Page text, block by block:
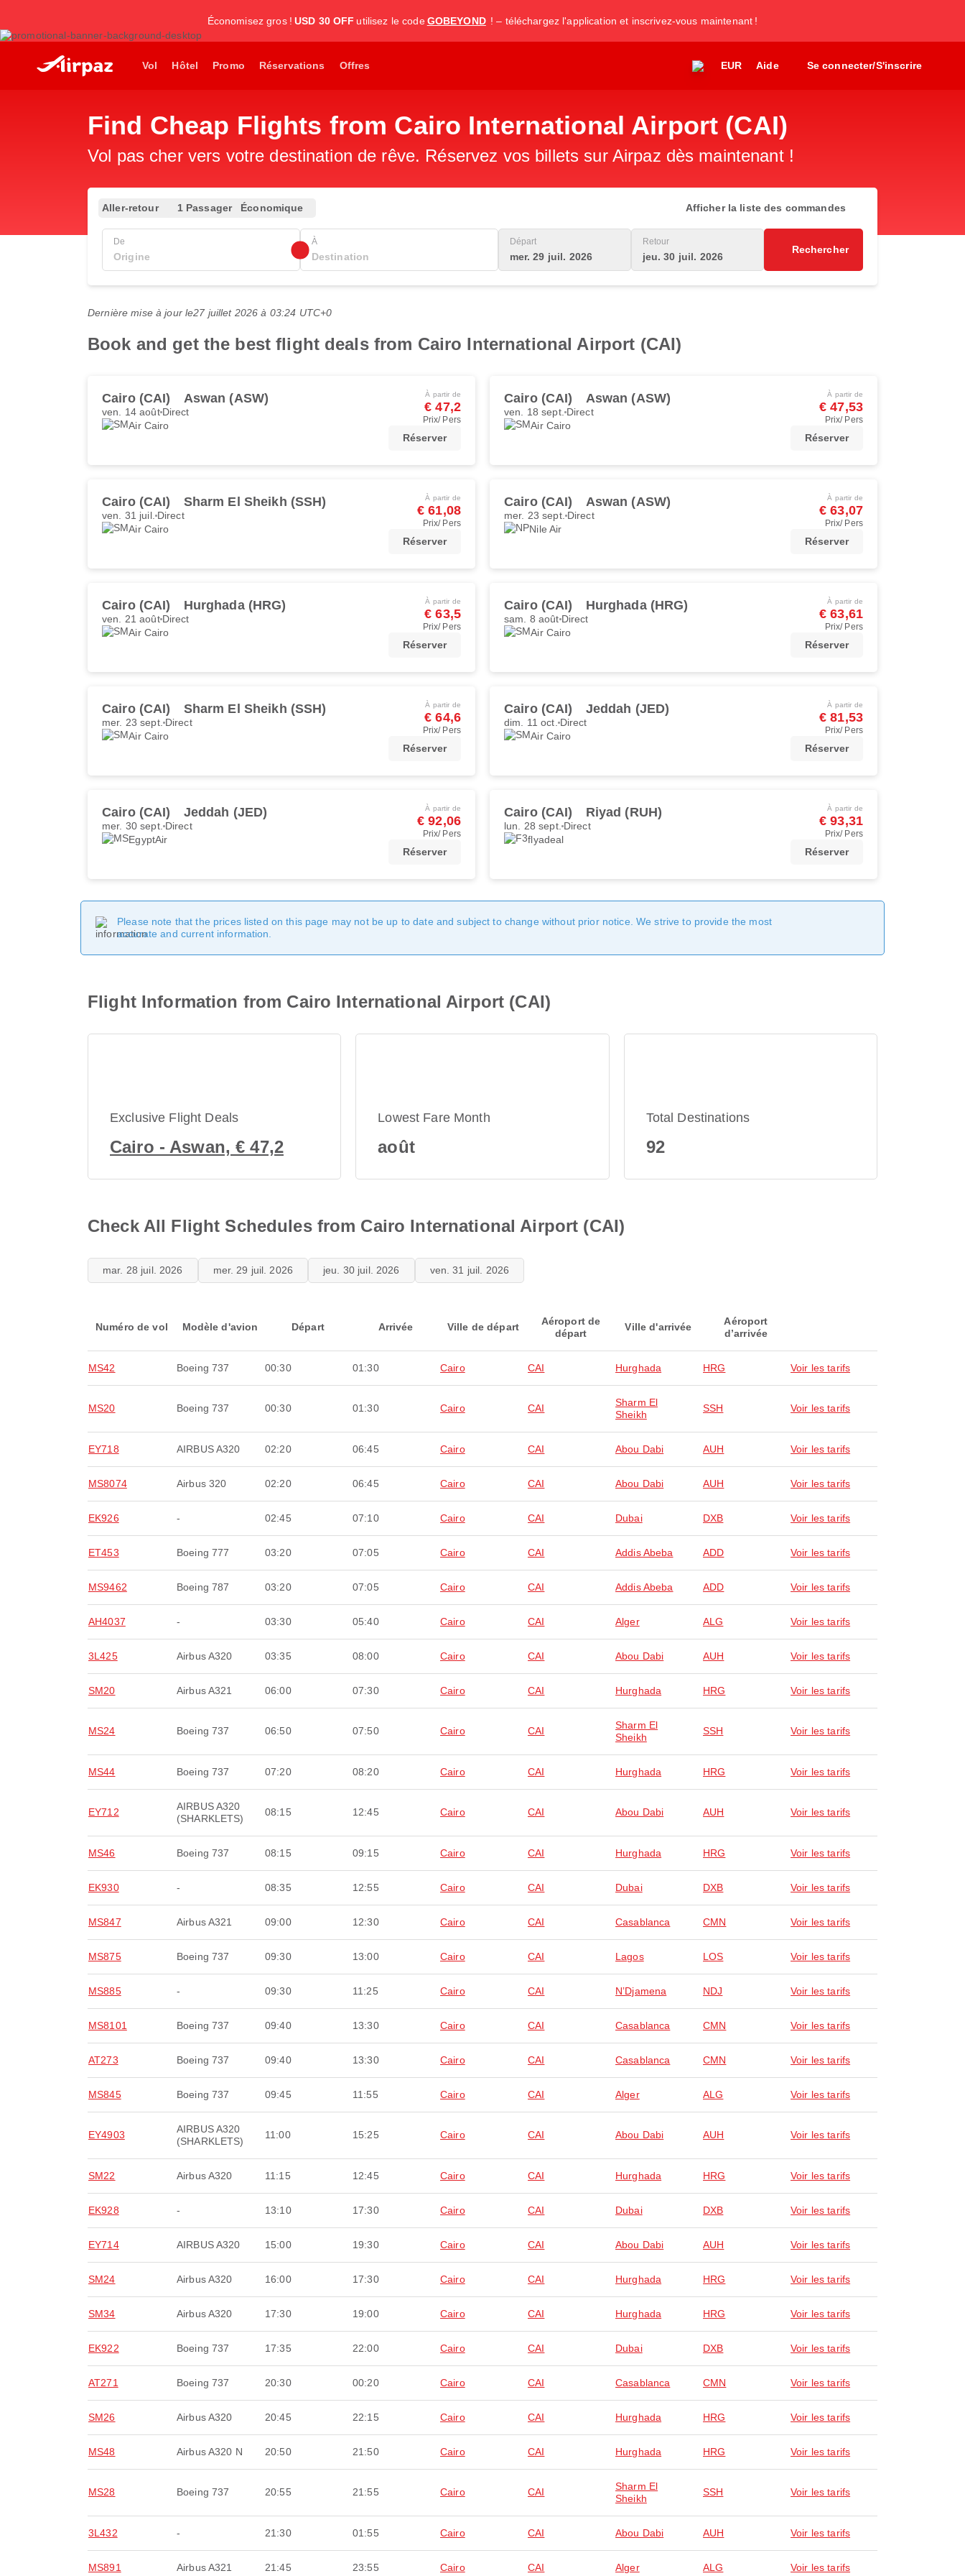
Économisez gros ! USD 30 OFF utilisez le code GOBEYOND ! – téléchargez l'application et inscrivez-vous maintenant !
Vol Hôtel Promo Réservations Offres EUR Aide Se connecter/S'inscrire
Find Cheap Flights from Cairo International Airport (CAI)
Vol pas cher vers votre destination de rêve. Réservez vos billets sur Airpaz dès maintenant !
Aller-retour 1 Passager Économique Afficher la liste des commandes
De À Départ
mer. 29 juil. 2026
Retour
jeu. 30 juil. 2026
Rechercher
Dernière mise à jour le27 juillet 2026 à 03:24 UTC+0
Book and get the best flight deals from Cairo International Airport (CAI)
Cairo (CAI) Aswan (ASW)
ven. 14 aoûtDirect
Air Cairo
À partir de
€ 47,2
Prix/ Pers
Réserver
Cairo (CAI) Aswan (ASW)
ven. 18 sept. Direct
Air Cairo
À partir de
€ 47,53
Prix/ Pers
Réserver
Cairo (CAI) Sharm El Sheikh (SSH)
ven. 31 juil. Direct
Air Cairo
À partir de
€ 61,08
Prix/ Pers
Réserver
Cairo (CAI) Aswan (ASW)
mer. 23 sept. Direct
Nile Air
À partir de
€ 63,07
Prix/ Pers
Réserver
Cairo (CAI) Hurghada (HRG)
ven. 21 aoûtDirect
Air Cairo
À partir de
€ 63,5
Prix/ Pers
Réserver
Cairo (CAI) Hurghada (HRG)
sam. 8 août Direct
Air Cairo
À partir de
€ 63,61
Prix/ Pers
Réserver
Cairo (CAI) Sharm El Sheikh (SSH)
mer. 23 sept. Direct
Air Cairo
À partir de
€ 64,6
Prix/ Pers
Réserver
Cairo (CAI) Jeddah (JED)
dim. 11 oct. Direct
Air Cairo
À partir de
€ 81,53
Prix/ Pers
Réserver
Cairo (CAI) Jeddah (JED)
mer. 30 sept. Direct
EgyptAir
À partir de
€ 92,06
Prix/ Pers
Réserver
Cairo (CAI) Riyad (RUH)
lun. 28 sept. Direct
flyadeal
À partir de
€ 93,31
Prix/ Pers
Réserver
Please note that the prices listed on this page may not be up to date and subject to change without prior notice. We strive to provide the most
accurate and current information.
Flight Information from Cairo International Airport (CAI)
Exclusive Flight Deals
Cairo - Aswan, € 47,2
Lowest Fare Month
août
Total Destinations
92
Check All Flight Schedules from Cairo International Airport (CAI)
mar. 28 juil. 2026 mer. 29 juil. 2026 jeu. 30 juil. 2026 ven. 31 juil. 2026
Numéro de vol Modèle d'avion Départ Arrivée Ville de départ
Aéroport de
départ
Ville d'arrivée
Aéroport
d’arrivée
MS42 Boeing 737 00:30 01:30 Cairo CAI Hurghada HRG Voir les tarifs
MS20 Boeing 737 00:30 01:30 Cairo CAI
Sharm El
Sheikh
SSH Voir les tarifs
EY718 AIRBUS A320 02:20 06:45 Cairo CAI Abou Dabi AUH Voir les tarifs
MS8074 Airbus 320 02:20 06:45 Cairo CAI Abou Dabi AUH Voir les tarifs
EK926 - 02:45 07:10 Cairo CAI Dubai DXB Voir les tarifs
ET453 Boeing 777 03:20 07:05 Cairo CAI Addis Abeba ADD Voir les tarifs
MS9462 Boeing 787 03:20 07:05 Cairo CAI Addis Abeba ADD Voir les tarifs
AH4037 - 03:30 05:40 Cairo CAI Alger ALG Voir les tarifs
3L425 Airbus A320 03:35 08:00 Cairo CAI Abou Dabi AUH Voir les tarifs
SM20 Airbus A321 06:00 07:30 Cairo CAI Hurghada HRG Voir les tarifs
MS24 Boeing 737 06:50 07:50 Cairo CAI
Sharm El
Sheikh
SSH Voir les tarifs
MS44 Boeing 737 07:20 08:20 Cairo CAI Hurghada HRG Voir les tarifs
EY712
AIRBUS A320
(SHARKLETS)
08:15 12:45 Cairo CAI Abou Dabi AUH Voir les tarifs
MS46 Boeing 737 08:15 09:15 Cairo CAI Hurghada HRG Voir les tarifs
EK930 - 08:35 12:55 Cairo CAI Dubai DXB Voir les tarifs
MS847 Airbus A321 09:00 12:30 Cairo CAI Casablanca CMN Voir les tarifs
MS875 Boeing 737 09:30 13:00 Cairo CAI Lagos LOS Voir les tarifs
MS885 - 09:30 11:25 Cairo CAI NʼDjamena NDJ Voir les tarifs
MS8101 Boeing 737 09:40 13:30 Cairo CAI Casablanca CMN Voir les tarifs
AT273 Boeing 737 09:40 13:30 Cairo CAI Casablanca CMN Voir les tarifs
MS845 Boeing 737 09:45 11:55 Cairo CAI Alger ALG Voir les tarifs
EY4903
AIRBUS A320
(SHARKLETS)
11:00 15:25 Cairo CAI Abou Dabi AUH Voir les tarifs
SM22 Airbus A320 11:15 12:45 Cairo CAI Hurghada HRG Voir les tarifs
EK928 - 13:10 17:30 Cairo CAI Dubai DXB Voir les tarifs
EY714 AIRBUS A320 15:00 19:30 Cairo CAI Abou Dabi AUH Voir les tarifs
SM24 Airbus A320 16:00 17:30 Cairo CAI Hurghada HRG Voir les tarifs
SM34 Airbus A320 17:30 19:00 Cairo CAI Hurghada HRG Voir les tarifs
EK922 Boeing 737 17:35 22:00 Cairo CAI Dubai DXB Voir les tarifs
AT271 Boeing 737 20:30 00:20 Cairo CAI Casablanca CMN Voir les tarifs
SM26 Airbus A320 20:45 22:15 Cairo CAI Hurghada HRG Voir les tarifs
MS48 Airbus A320 N 20:50 21:50 Cairo CAI Hurghada HRG Voir les tarifs
MS28 Boeing 737 20:55 21:55 Cairo CAI
Sharm El
Sheikh
SSH Voir les tarifs
3L432 - 21:30 01:55 Cairo CAI Abou Dabi AUH Voir les tarifs
MS891 Airbus A321 21:45 23:55 Cairo CAI Alger ALG Voir les tarifs